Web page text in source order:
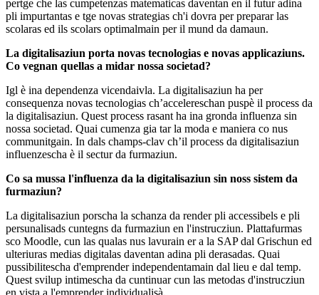
pertge che las cumpetenzas matematicas daventan en il futur adina
pli impurtantas e tge novas strategias ch'i dovra per preparar las
scolaras ed ils scolars optimalmain per il mund da damaun.
La digitalisaziun porta novas tecnologias e novas applicaziuns.
Co vegnan quellas a midar nossa societad?
Igl è ina dependenza vicendaivla. La digitalisaziun ha per
consequenza novas tecnologias ch’accelereschan puspè il process da
la digitalisaziun. Quest process rasant ha ina gronda influenza sin
nossa societad. Quai cumenza gia tar la moda e maniera co nus
communitgain. In dals champs-clav ch’il process da digitalisaziun
influenzescha è il sectur da furmaziun.
Co sa mussa l'influenza da la digitalisaziun sin noss sistem da
furmaziun?
La digitalisaziun porscha la schanza da render pli accessibels e pli
persunalisads cuntegns da furmaziun en l'instrucziun. Plattafurmas
sco Moodle, cun las qualas nus lavurain er a la SAP dal Grischun ed
ulteriuras medias digitalas daventan adina pli derasadas. Quai
pussibilitescha d'emprender independentamain dal lieu e dal temp.
Quest svilup intimescha da cuntinuar cun las metodas d'instrucziun